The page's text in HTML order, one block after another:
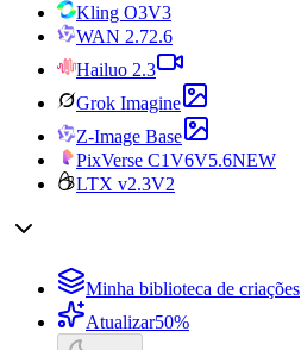
Kling O3V3
WAN 2.72.6
Hailuo 2.3
Grok Imagine
Z-Image Base
PixVerse C1V6V5.6NEW
LTX v2.3V2
Minha biblioteca de criações
Atualizar50%